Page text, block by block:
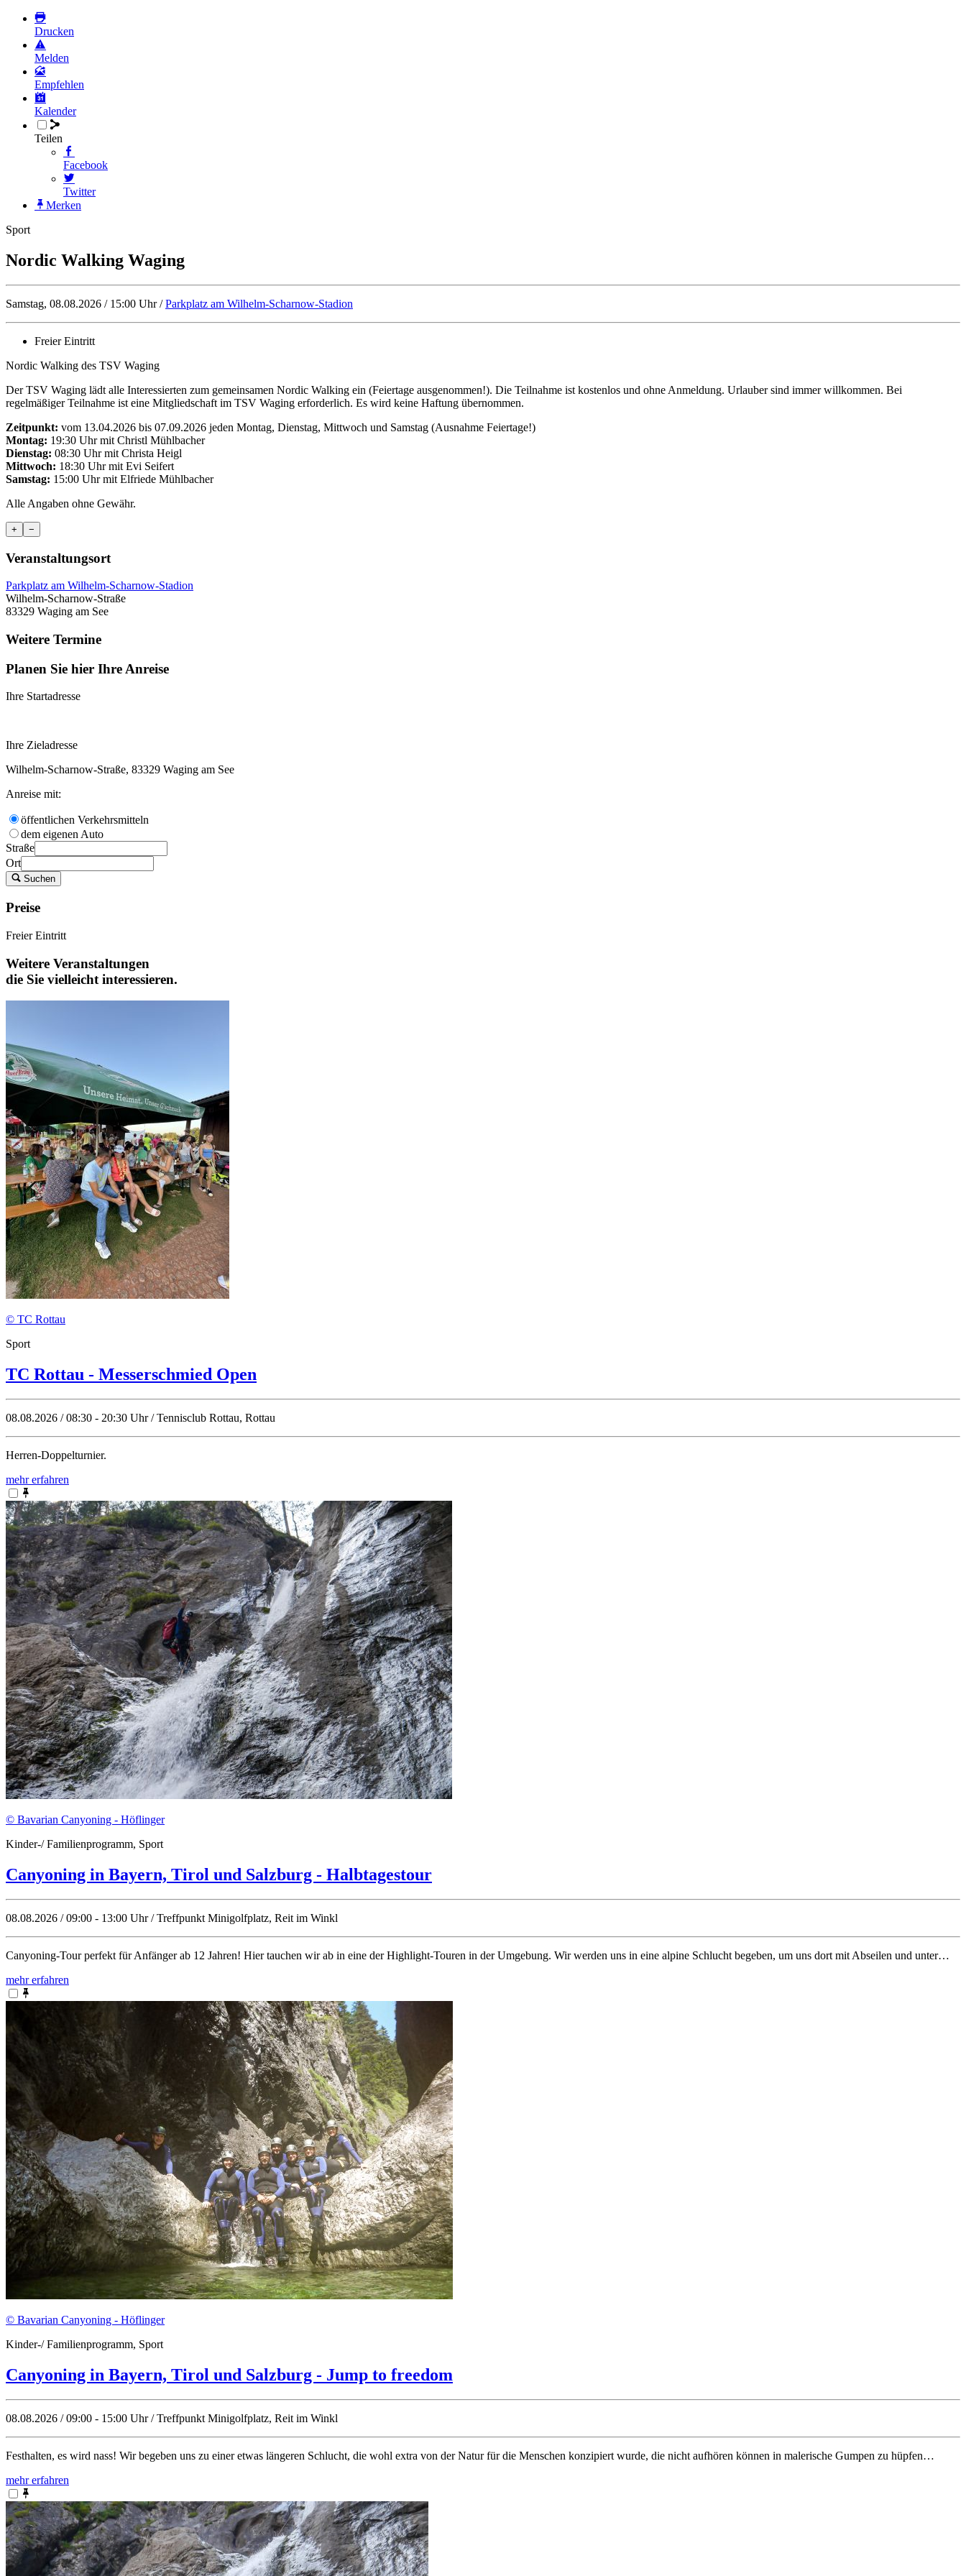
Drucken
Melden
Empfehlen
Kalender
Teilen
Facebook
Twitter
Merken
Sport
Nordic Walking Waging
Samstag, 08.08.2026 / 15:00 Uhr /Parkplatz am Wilhelm-Scharnow-Stadion
Freier Eintritt
Nordic Walking des TSV Waging
Der TSV Waging lädt alle Interessierten zum gemeinsamen Nordic Walking ein (Feiertage ausgenommen!). Die Teilnahme ist kostenlos und ohne Anmeldung. Urlauber sind immer willkommen. Bei
regelmäßiger Teilnahme ist eine Mitgliedschaft im TSV Waging erforderlich. Es wird keine Haftung übernommen.
Zeitpunkt: vom 13.04.2026 bis 07.09.2026 jeden Montag, Dienstag, Mittwoch und Samstag (Ausnahme Feiertage!)
Montag: 19:30 Uhr mit Christl Mühlbacher
Dienstag: 08:30 Uhr mit Christa Heigl
Mittwoch: 18:30 Uhr mit Evi Seifert
Samstag: 15:00 Uhr mit Elfriede Mühlbacher
Alle Angaben ohne Gewähr.
+ −
Veranstaltungsort
Parkplatz am Wilhelm-Scharnow-Stadion
Wilhelm-Scharnow-Straße
83329 Waging am See
Weitere Termine
Planen Sie hier Ihre Anreise
Ihre Startadresse
Ihre Zieladresse
Wilhelm-Scharnow-Straße, 83329 Waging am See
Anreise mit:
öffentlichen Verkehrsmitteln
dem eigenen Auto
Straße
Ort
Suchen
Preise
Freier Eintritt
Weitere Veranstaltungen
die Sie vielleicht interessieren.
© TC Rottau
Sport
TC Rottau - Messerschmied Open
08.08.2026 / 08:30 - 20:30 Uhr / Tennisclub Rottau, Rottau
Herren-Doppelturnier.
mehr erfahren
© Bavarian Canyoning - Höflinger
Kinder-/ Familienprogramm, Sport
Canyoning in Bayern, Tirol und Salzburg - Halbtagestour
08.08.2026 / 09:00 - 13:00 Uhr / Treffpunkt Minigolfplatz, Reit im Winkl
Canyoning-Tour perfekt für Anfänger ab 12 Jahren! Hier tauchen wir ab in eine der Highlight-Touren in der Umgebung. Wir werden uns in eine alpine Schlucht begeben, um uns dort mit Abseilen und unter…
mehr erfahren
© Bavarian Canyoning - Höflinger
Kinder-/ Familienprogramm, Sport
Canyoning in Bayern, Tirol und Salzburg - Jump to freedom
08.08.2026 / 09:00 - 15:00 Uhr / Treffpunkt Minigolfplatz, Reit im Winkl
Festhalten, es wird nass! Wir begeben uns zu einer etwas längeren Schlucht, die wohl extra von der Natur für die Menschen konzipiert wurde, die nicht aufhören können in malerische Gumpen zu hüpfen…
mehr erfahren